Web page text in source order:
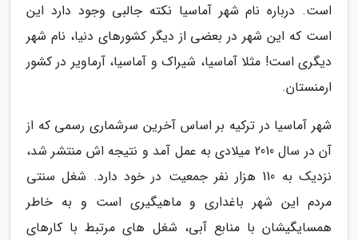
است. درباره نام شهر آماسیا نکته جالبی وجود دارد این
است که این شهر در بعضی از دیگر کشورهای دنیا، نام شهر
دیگری است! مثلا آماسیا، شیراک و آماسیا، آرماویر در کشور
ارمنستان.
شهر آماسیا در ترکیه بر اساس آخرین سرشماری رسمی که از
آن در سال 2010 میلادی به عمل آمد و نتیجه اش منتشر شد،
نزدیک به 110 هزار نفر جمعیت در خود دارد. شغل سنتی
مردم این شهر باغداری و ماهیگیری است و به خاطر
همسایگیشان با منابع آبی، شغل های مرتبط با کارهای